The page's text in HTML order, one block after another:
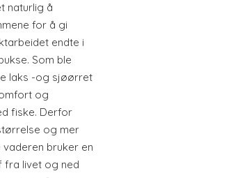
naturlig å
for å gi
endte i
Som ble
laks -og sjøørret
og
fiske. Derfor
og mer
bruker en
fra livet og ned